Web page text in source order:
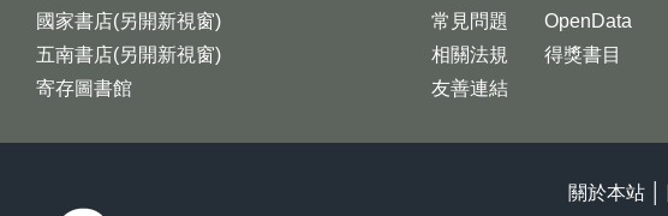
國家書店(另開新視窗)
五南書店(另開新視窗)
寄存圖書館
常見問題
相關法規
友善連結
OpenData
得獎書目
關於本站